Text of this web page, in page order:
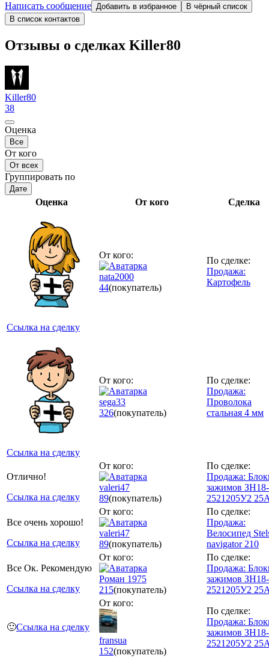
Написать сообщение Добавить в избранное
В чёрный список
В список контактов
Отзывы о сделках Killer80
Killer80
38
Оценка
Все
От кого
От всех
Группировать по
Дате
Оценка От кого Сделка
Ссылка на сделку
От кого:
nata2000
44(покупатель)
По сделке:
Продажа:
Картофель
Ссылка на сделку
От кого:
sega33
326(покупатель)
По сделке:
Продажа:
Проволока
стальная 4 мм
Отлично!
Ссылка на сделку
От кого:
valeri47
89(покупатель)
По сделке:
Продажа:
зажимов ЗН18-
2521205У2
Все очень хорошо!
Ссылка на сделку
От кого:
valeri47
89(покупатель)
По сделке:
Продажа:
Велосипед
navigator 210
Все Ок. Рекомендую
Ссылка на сделку
От кого:
Роман 1975
215(покупатель)
По сделке:
Продажа:
зажимов ЗН18-
2521205У2
🙂Ссылка на сделку
От кого:
fransua
152(покупатель)
По сделке:
Продажа:
зажимов ЗН18-
2521205У2